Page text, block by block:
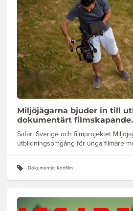
Miljöjägarna bjuder in till
dokumentärt filmskapande.
Safari Sverige och filmprojektet
utbildningsomgång för unga filmare
Dokumentär, Kortfilm